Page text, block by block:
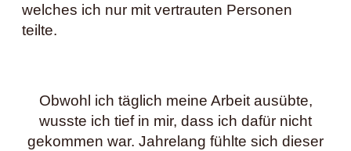
welches ich nur mit vertrauten Personen
teilte.
Obwohl ich täglich meine Arbeit ausübte,
wusste ich tief in mir, dass ich dafür nicht
gekommen war. Jahrelang fühlte sich dieser